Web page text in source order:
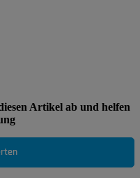
Artikel ab und helfen